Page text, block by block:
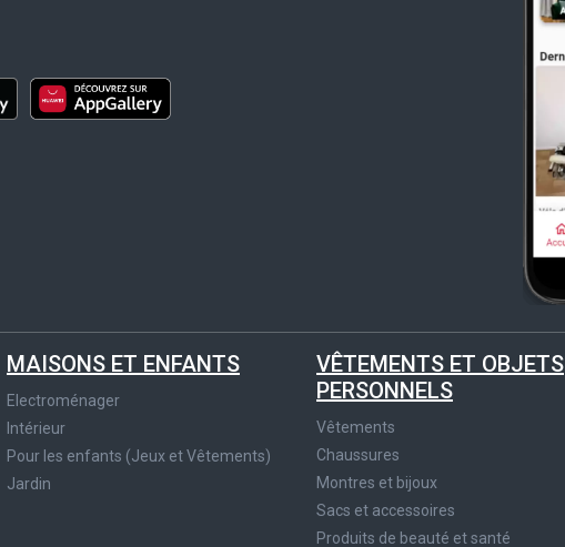
MAISONS ET ENFANTS
Electroménager
Intérieur
Pour les enfants (Jeux et Vêtements)
Jardin
VÊTEMENTS ET OBJETS
PERSONNELS
Vêtements
Chaussures
Montres et bijoux
Sacs et accessoires
Produits de beauté et santé